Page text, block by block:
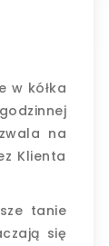
w kółka
na
Klienta
tanie
się